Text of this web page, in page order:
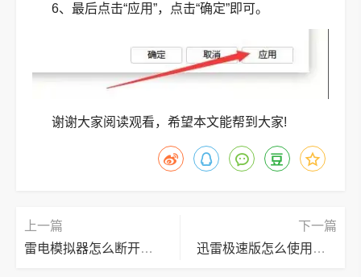
6、最后点击“应用”，点击“确定”即可。
谢谢大家阅读观看，希望本文能帮到大家!
上一篇
雷电模拟器怎么断开网络？雷电模拟器断开网络教程
下一篇
迅雷极速版怎么使用？迅雷极速版使用教程